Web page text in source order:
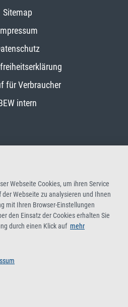
Sitemap
für Verbraucher
intern
Webseite Cookies, um ihren Service
Webseite zu analysieren und Ihnen
mit Ihren Browser-Einstellungen
den Einsatz der Cookies erhalten Sie
durch einen Klick auf mehr